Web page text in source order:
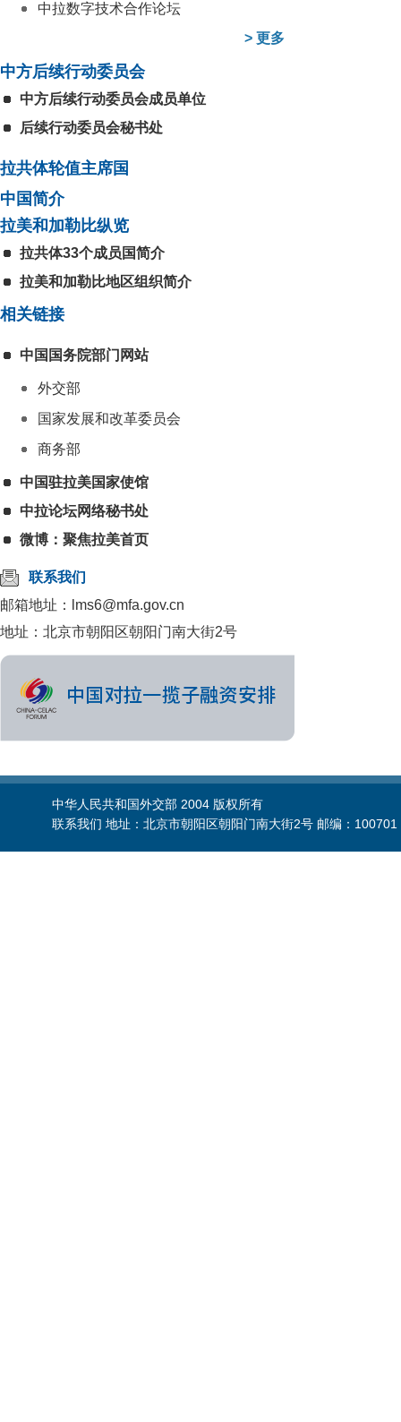
中拉数字技术合作论坛
> 更多
中方后续行动委员会
中方后续行动委员会成员单位
后续行动委员会秘书处
拉共体轮值主席国
中国简介
拉美和加勒比纵览
拉共体33个成员国简介
拉美和加勒比地区组织简介
相关链接
中国国务院部门网站
外交部
国家发展和改革委员会
商务部
中国驻拉美国家使馆
中拉论坛网络秘书处
微博：聚焦拉美首页
联系我们
邮箱地址：lms6@mfa.gov.cn
地址：北京市朝阳区朝阳门南大街2号
中华人民共和国外交部 2004 版权所有
联系我们 地址：北京市朝阳区朝阳门南大街2号 邮编：